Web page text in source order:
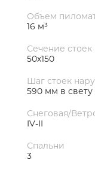
Объем
16 м³
Сечение стоек
50х150
Шаг стоек
590 мм в свету
Снеговая/
IV-II
Спальни
3